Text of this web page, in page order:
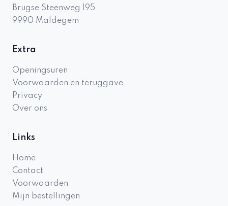
Brugse Steenweg 195
9990 Maldegem
Extra
Openingsuren
Voorwaarden en teruggave
Privacy
Over ons
Links
Home
Contact
Voorwaarden
Mijn bestellingen